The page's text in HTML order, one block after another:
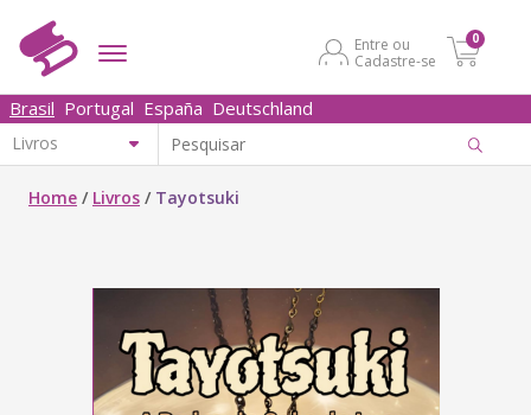
Entre ou
Cadastre-se
0
Brasil Portugal España Deutschland
Home / Livros / Tayotsuki